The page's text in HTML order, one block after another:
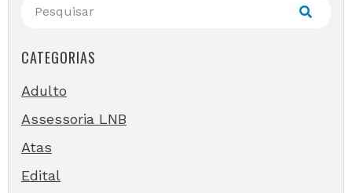
CATEGORIAS
Adulto
Assessoria LNB
Atas
Edital